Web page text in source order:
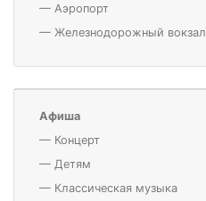
— Аэропорт
— Железнодорожный вокзал
Афиша
— Концерт
— Детям
— Классическая музыка